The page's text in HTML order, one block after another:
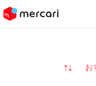
並び替え